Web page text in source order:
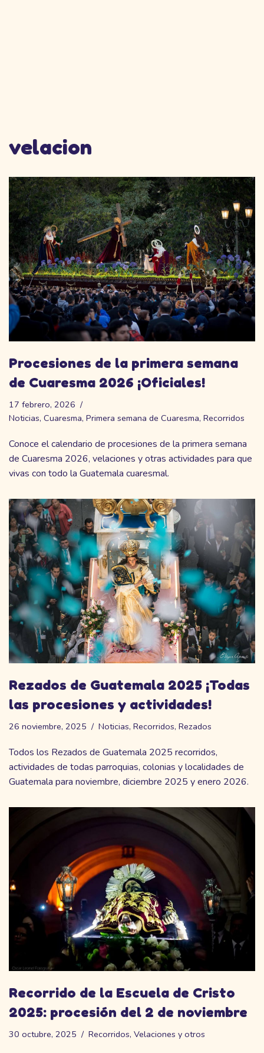
velacion
Procesiones de la primera semana
de Cuaresma 2026 ¡Oficiales!
17 febrero, 2026
Noticias, Cuaresma, Primera semana de Cuaresma, Recorridos
Conoce el calendario de procesiones de la primera semana
de Cuaresma 2026, velaciones y otras actividades para que
vivas con todo la Guatemala cuaresmal.
Rezados de Guatemala 2025 ¡Todas
las procesiones y actividades!
26 noviembre, 2025 Noticias, Recorridos, Rezados
Todos los Rezados de Guatemala 2025 recorridos,
actividades de todas parroquias, colonias y localidades de
Guatemala para noviembre, diciembre 2025 y enero 2026.
Recorrido de la Escuela de Cristo
2025: procesión del 2 de noviembre
30 octubre, 2025 Recorridos, Velaciones y otros